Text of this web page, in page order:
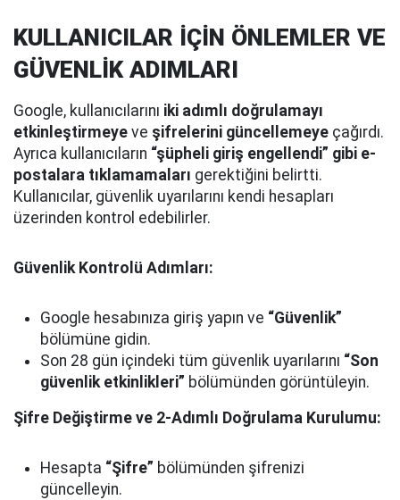
KULLANICILAR İÇİN ÖNLEMLER VE
GÜVENLİK ADIMLARI
Google, kullanıcılarını iki adımlı doğrulamayı
etkinleştirmeye ve şifrelerini güncellemeye çağırdı.
Ayrıca kullanıcıların “şüpheli giriş engellendi” gibi e-
postalara tıklamamaları gerektiğini belirtti.
Kullanıcılar, güvenlik uyarılarını kendi hesapları
üzerinden kontrol edebilirler.
Güvenlik Kontrolü Adımları:
Google hesabınıza giriş yapın ve “Güvenlik”
bölümüne gidin.
Son 28 gün içindeki tüm güvenlik uyarılarını “Son
güvenlik etkinlikleri” bölümünden görüntüleyin.
Şifre Değiştirme ve 2-Adımlı Doğrulama Kurulumu:
Hesapta “Şifre” bölümünden şifrenizi
güncelleyin.